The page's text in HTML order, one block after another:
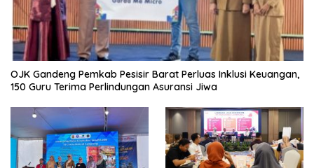
OJK Gandeng Pemkab Pesisir Barat Perluas Inklusi Keuangan,
150 Guru Terima Perlindungan Asuransi Jiwa